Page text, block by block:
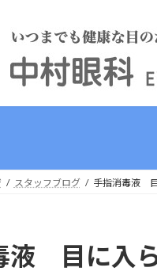
スタッフブログ 手指消毒液
液 目に入